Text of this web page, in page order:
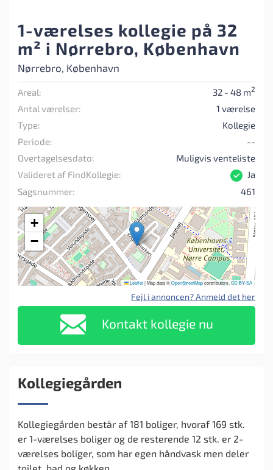
1-værelses kollegie på 32
m² i Nørrebro, København
Nørrebro, København
Areal: 32 - 48 m2
Antal værelser:
1 værelse
Type:
Kollegie
Periode:
--
Overtagelsesdato:
Muligvis venteliste
Valideret af FindKollegie:
Ja
Sagsnummer:
461
+
−
Leaflet|Map data ©OpenStreetMapcontributors,CC-BY-SA
Fejl i annoncen? Anmeld det her
Kontakt kollegie nu
Kollegiegården
Kollegiegården består af 181 boliger, hvoraf 169 stk.
er 1-værelses boliger og de resterende 12 stk. er 2-
værelses boliger, som har egen håndvask men deler